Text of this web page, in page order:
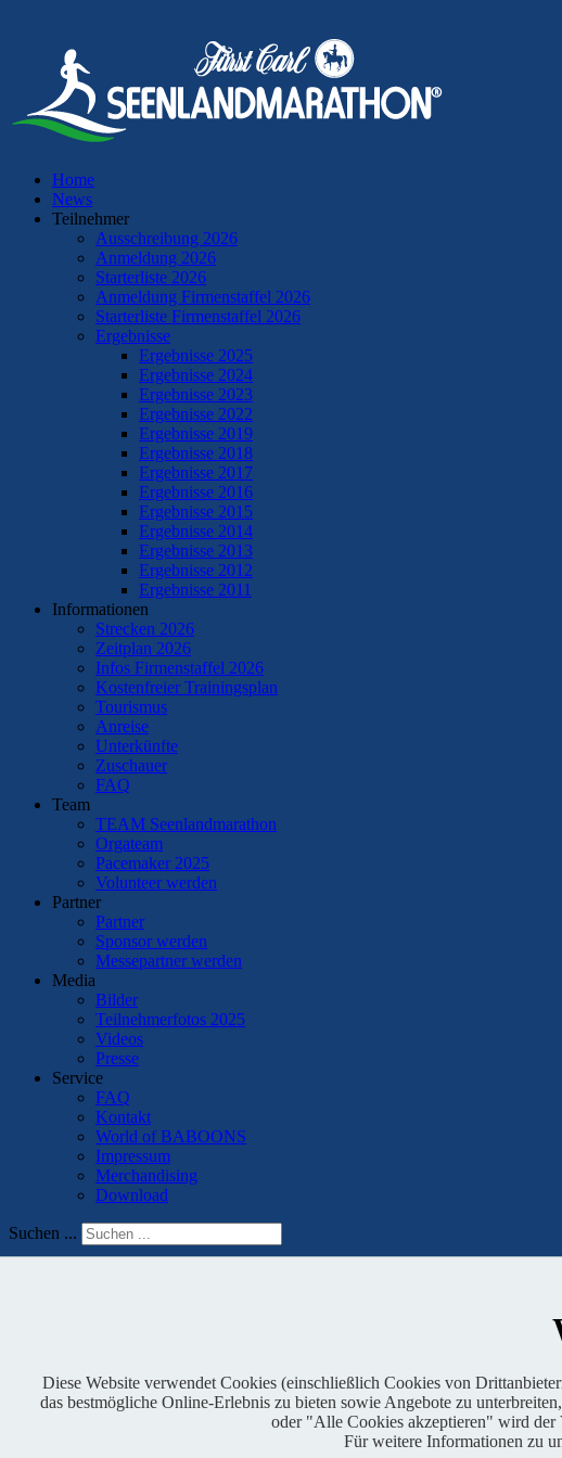
Home
News
Teilnehmer
Ausschreibung 2026
Anmeldung 2026
Starterliste 2026
Anmeldung Firmenstaffel 2026
Starterliste Firmenstaffel 2026
Ergebnisse
Ergebnisse 2025
Ergebnisse 2024
Ergebnisse 2023
Ergebnisse 2022
Ergebnisse 2019
Ergebnisse 2018
Ergebnisse 2017
Ergebnisse 2016
Ergebnisse 2015
Ergebnisse 2014
Ergebnisse 2013
Ergebnisse 2012
Ergebnisse 2011
Informationen
Strecken 2026
Zeitplan 2026
Infos Firmenstaffel 2026
Kostenfreier Trainingsplan
Tourismus
Anreise
Unterkünfte
Zuschauer
FAQ
Team
TEAM Seenlandmarathon
Orgateam
Pacemaker 2025
Volunteer werden
Partner
Partner
Sponsor werden
Messepartner werden
Media
Bilder
Teilnehmerfotos 2025
Videos
Presse
Service
FAQ
Kontakt
World of BABOONS
Impressum
Merchandising
Download
Suchen ...
Diese Website verwendet Cookies (einschließlich Cookies von
das bestmögliche Online-Erlebnis zu bieten sowie Angebote zu
oder "Alle Cookies akzeptieren" wird
Für weitere Informationen zu